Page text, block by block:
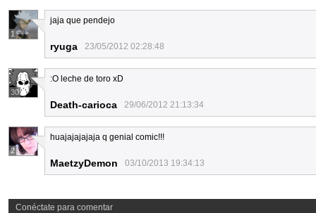
1
jaja que pendejo
ryuga 23/05/2012 02:28:48
30
:O leche de toro xD
Death-carioca 29/06/2012 21:13:34
2
huajajajajaja q genial comic!!!
MaetzyDemon 03/10/2013 19:34:13
Conéctate para comentar